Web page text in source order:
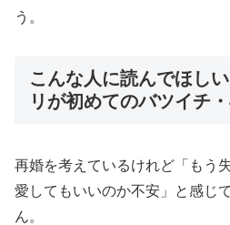
う。
こんな人に読んでほし
リが初めてのバツイチ
再婚を考えているけれど「もう
愛してもいいのか不安」と感じ
ん。